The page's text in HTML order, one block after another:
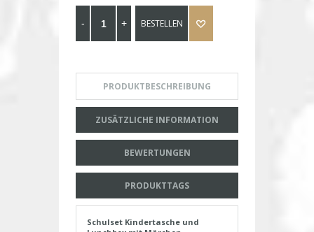
BESTELLEN
PRODUKTBESCHREIBUNG
ZUSÄTZLICHE INFORMATION
BEWERTUNGEN
PRODUKTTAGS
Schulset Kindertasche und